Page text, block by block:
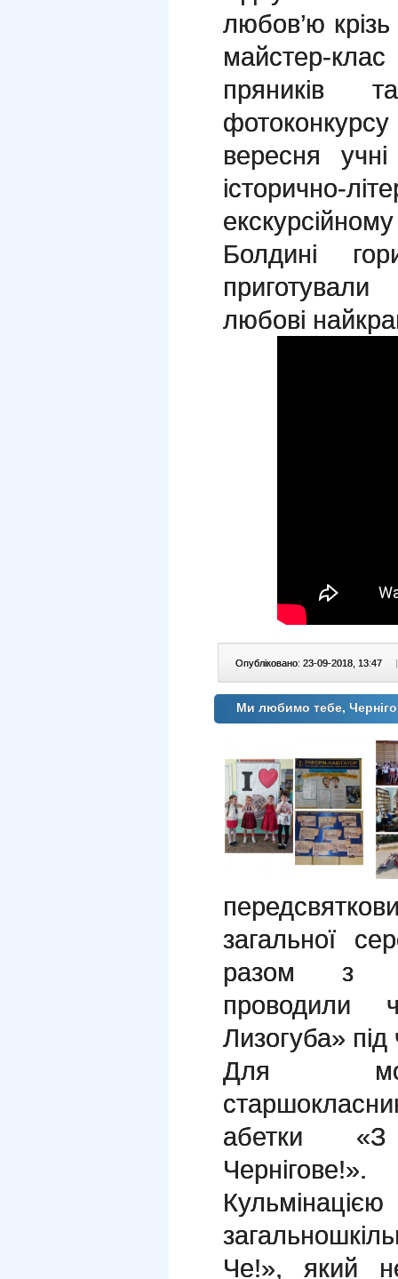
любов’ю
майстер-
пряників
вересня
історично-
Болдині
любові
Опубліковано: 23-09-2018, 13:47 |
Ми любимо тебе,
загальної
разом з
проводили
Лизогуба» під
Для
абетки
Чернігове!».
Че!», який